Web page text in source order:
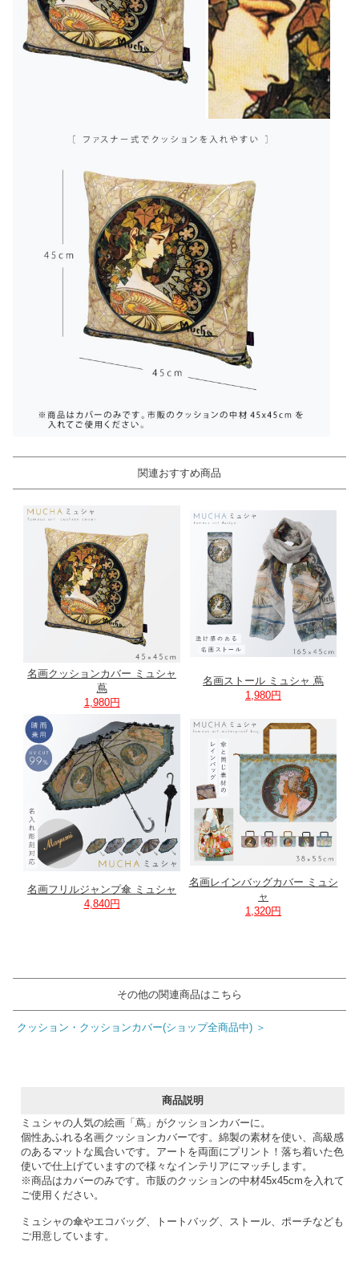
関連おすすめ商品
名画クッションカバー ミュシャ
蔦
1,980円
名画ストール ミュシャ 蔦
1,980円
名画フリルジャンプ傘 ミュシャ
4,840円
名画レインバッグカバー ミュシ
ャ
1,320円
その他の関連商品はこちら
クッション・クッションカバー(ショップ全商品中) ＞
商品説明
ミュシャの人気の絵画「蔦」がクッションカバーに。
個性あふれる名画クッションカバーです。綿製の素材を使い、高級感
のあるマットな風合いです。アートを両面にプリント！落ち着いた色
使いで仕上げていますので様々なインテリアにマッチします。
※商品はカバーのみです。市販のクッションの中材45x45cmを入れて
ご使用ください。
ミュシャの傘やエコバッグ、トートバッグ、ストール、ポーチなども
ご用意しています。